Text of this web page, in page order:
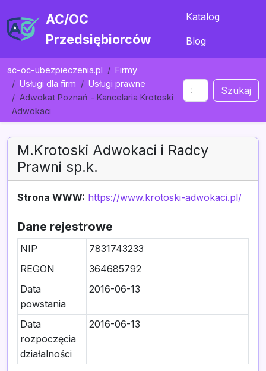
AC/OC
Przedsiębiorców
Katalog
Blog
ac-oc-ubezpieczenia.pl
Firmy
Usługi dla firm
Usługi prawne
Adwokat Poznań - Kancelaria Krotoski
Adwokaci
Szukaj
M.Krotoski Adwokaci i Radcy
Prawni sp.k.
Strona WWW: https://www.krotoski-adwokaci.pl/
Dane rejestrowe
NIP
7831743233
REGON
364685792
Data
powstania
2016-06-13
Data
rozpoczęcia
działalności
2016-06-13